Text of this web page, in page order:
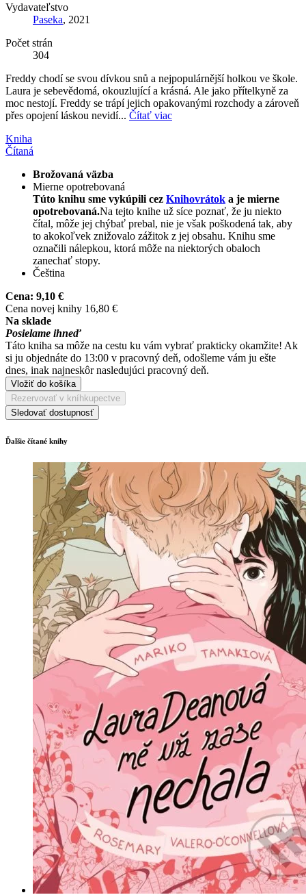
Vydavateľstvo
Paseka, 2021
Počet strán
304
Freddy chodí se svou dívkou snů a nejpopulárnější holkou ve škole.
Laura je sebevědomá, okouzlující a krásná. Ale jako přítelkyně za
moc nestojí. Freddy se trápí jejich opakovanými rozchody a zároveň
přes opojení láskou nevidí... Čítať viac
Kniha
Čítaná
Brožovaná väzba
Mierne opotrebovaná
Túto knihu sme vykúpili cez Knihovrátok a je mierne
opotrebovaná.Na tejto knihe už síce poznať, že ju niekto
čítal, môže jej chýbať prebal, nie je však poškodená tak, aby
to akokoľvek znižovalo zážitok z jej obsahu. Knihu sme
označili nálepkou, ktorá môže na niektorých obaloch
zanechať stopy.
Čeština
Cena: 9,10 €
Cena novej knihy 16,80 €
Na sklade
Posielame ihneď
Táto kniha sa môže na cestu ku vám vybrať prakticky okamžite! Ak
si ju objednáte do 13:00 v pracovný deň, odošleme vám ju ešte
dnes, inak najneskôr nasledujúci pracovný deň.
Vložiť do košíka
Rezervovať v kníhkupectve
Sledovať dostupnosť
Ďalšie čítané knihy